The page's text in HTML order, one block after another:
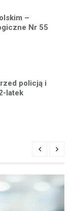
–
Nr 55
policją i
latek